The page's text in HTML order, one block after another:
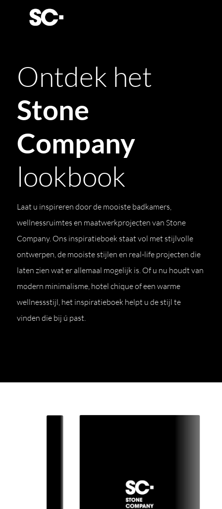
Ontdek het
Stone
Company
lookbook
Laat u inspireren door de mooiste badkamers,
wellnessruimtes en maatwerkprojecten van Stone
Company. Ons inspiratieboek staat vol met stijlvolle
ontwerpen, de mooiste stijlen en real-life projecten die
laten zien wat er allemaal mogelijk is. Of u nu houdt van
modern minimalisme, hotel chique of een warme
wellnessstijl, het inspiratieboek helpt u de stijl te
vinden die bij ú past.